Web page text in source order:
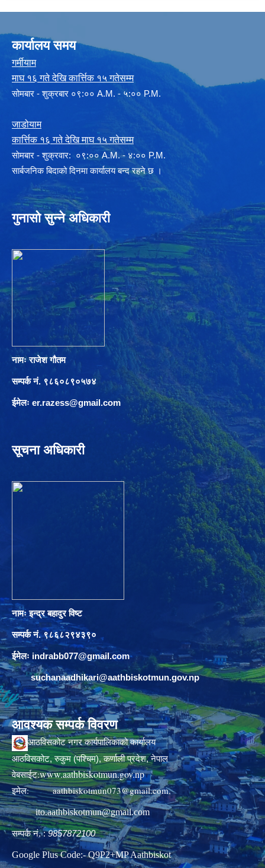
कार्यालय समय
गर्मीयाम
माघ १६ गते देखि कार्त्तिक १५ गतेसम्म
सोमबार - शुक्रबार ०९:०० A.M. - ५:०० P.M.
जाडोयाम
कार्त्तिक १६ गते देखि माघ १५ गतेसम्म
साेमबार - शुक्रवार: ०९:०० A.M. - ४:०० P.M.
सार्बजनिक बिदाको दिनमा कार्यालय बन्द रहने छ ।
गुनासो सुन्ने अधिकारी
नामः राजेश गौतम
सम्पर्क नं. ९८६०८९०५७४
ईमेलः er.razess@gmail.com
सूचना अधिकारी
नामः इन्द्र बहादुर विष्ट
सम्पर्क नं. ९८६८२९४३९०
ईमेलः indrabb077@gmail.com
suchanaadhikari@aathbiskotmun.gov.np
आवश्यक सम्पर्क विवरण
आठविसकोट नगर कार्यपालिकाको कार्यालय
आठविसकोट, रुकुम (पश्चिम), कर्णाली प्रदेश, नेपाल
वेबसाईट:www.aathbiskotmun.gov.np
इमेल:aathbiskotmun073@gmail.com,
ito.aathbiskotmun@gmail.com
सम्पर्क नं. :9857872100
Google Plus Code:- Q9P2+MP Aathbiskot